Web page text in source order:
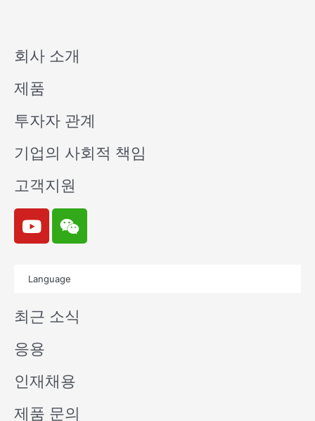
회사 소개
제품
투자자 관계
기업의 사회적 책임
고객지원
Y
o
u
e
W
e
i
n
Language
최근 소식
응용
인재채용
제품 문의